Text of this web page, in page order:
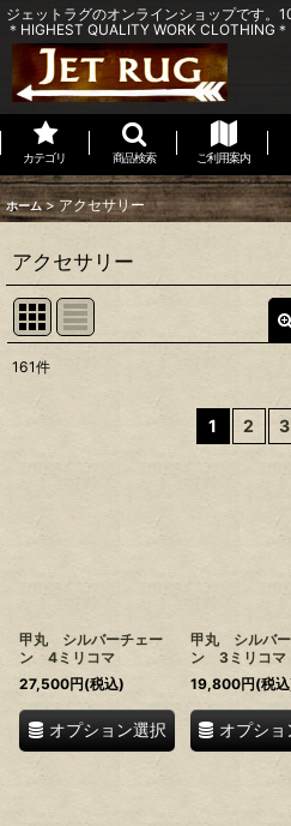
ジェットラグのオンラインショップです。
＊HIGHEST QUALITY WORK CLOTHING＊
カテゴリ 商品検索 ご利用案内
ホーム > アクセサリー
アクセサリー
161件
1 2 3
甲丸 シルバーチェー
ン 4ミリコマ
27,500円(税込)
オプション選択
甲丸 シルバー
ン 3ミリコマ
19,800円(税
オプショ